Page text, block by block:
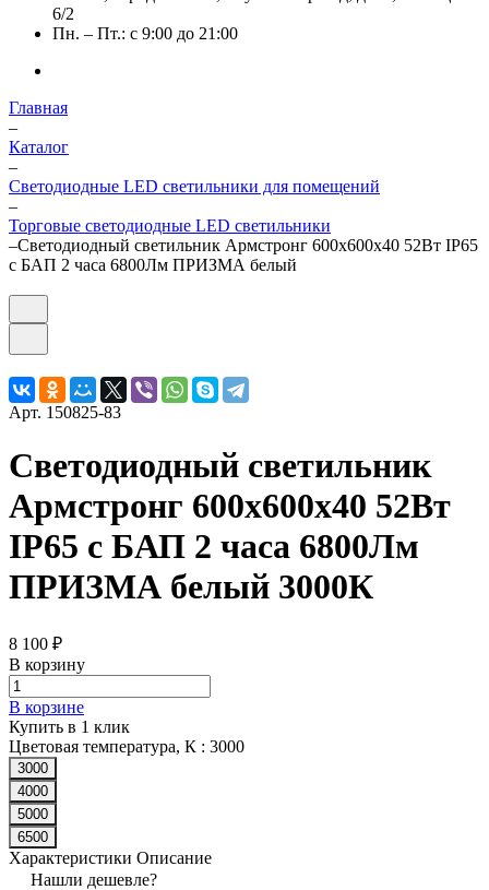
6/2
Пн. – Пт.: с 9:00 до 21:00
Главная
–
Каталог
–
Светодиодные LED светильники для помещений
–
Торговые светодиодные LED светильники
–Светодиодный светильник Армстронг 600х600х40 52Вт IP65
с БАП 2 часа 6800Лм ПРИЗМА белый
Арт. 150825-83
Светодиодный светильник
Армстронг 600х600х40 52Вт
IP65 с БАП 2 часа 6800Лм
ПРИЗМА белый 3000К
8 100 ₽
В корзину
В корзине
Купить в 1 клик
Цветовая температура, К : 3000
3000
4000
5000
6500
Характеристики Описание
Нашли дешевле?